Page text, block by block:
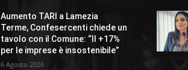
Aumento TARI a Lamezia
Terme, Confesercenti chiede un
tavolo con il Comune: “Il +17%
per le imprese è insostenibile”
6 Agosto 2026